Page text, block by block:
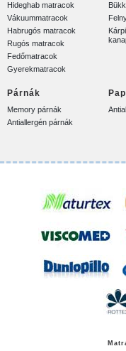
Hideghab matracok
Vákuummatracok
Habrugós matracok
Rugós matracok
Fedőmatracok
Gyerekmatracok
Párnák
Memory párnák
Antiallergén párnák